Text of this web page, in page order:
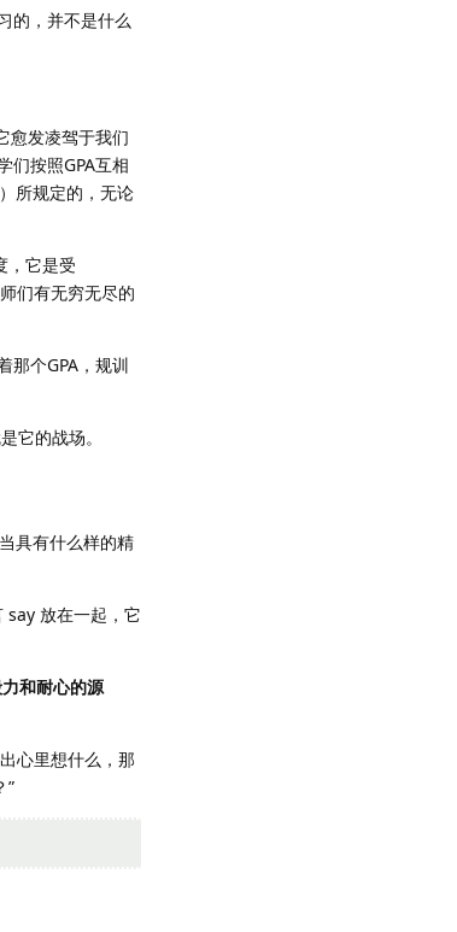
的，并不是什么
愈发凌驾于我们
们按照GPA互相
所规定的，无论
，它是受
们有无穷无尽的
那个GPA，规训
它的战场。
具有什么样的精
say 放在一起，它
和耐心的源
心里想什么，那
”